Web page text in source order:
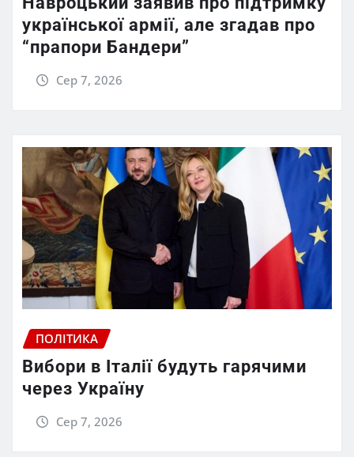
української армії, але згадав про
“прапори Бандери”
Сер 7, 2026
ПОЛІТИКА
Вибори в Італії будуть гарячими
через Україну
Сер 7, 2026